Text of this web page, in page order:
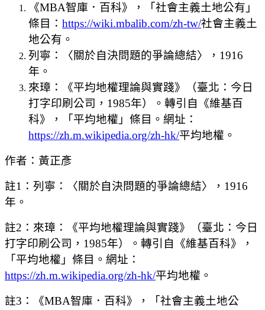
《MBA智庫．百科》，「社會主義土地公有」
條目： https://wiki.mbalib.com/zh-tw/社會主義土
地公有。
列寧：〈關於自決問題的爭論總結〉，1916
年。
來璋：《平均地權理論與實踐》（臺北：今日
打字印刷公司，1985年）。轉引自《維基百
科》，「平均地權」條目。網址：
https://zh.m.wikipedia.org/zh-hk/平均地權。
作者：黃正彥
註1： 列寧：〈關於自決問題的爭論總結〉，1916
年。
註2： 來璋：《平均地權理論與實踐》（臺北：今日
打字印刷公司，1985年）。轉引自《維基百科》，
「平均地權」條目。網址：
https://zh.m.wikipedia.org/zh-hk/平均地權。
註3： 《MBA智庫．百科》，「社會主義土地公